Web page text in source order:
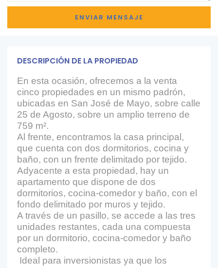
DESCRIPCIÓN DE LA PROPIEDAD
En esta ocasión, ofrecemos a la venta
cinco propiedades en un mismo padrón,
ubicadas en San José de Mayo, sobre calle
25 de Agosto, sobre un amplio terreno de
759 m².
Al frente, encontramos la casa principal,
que cuenta con dos dormitorios, cocina y
baño, con un frente delimitado por tejido.
Adyacente a esta propiedad, hay un
apartamento que dispone de dos
dormitorios, cocina-comedor y baño, con el
fondo delimitado por muros y tejido.
A través de un pasillo, se accede a las tres
unidades restantes, cada una compuesta
por un dormitorio, cocina-comedor y baño
completo.
Ideal para inversionistas ya que los